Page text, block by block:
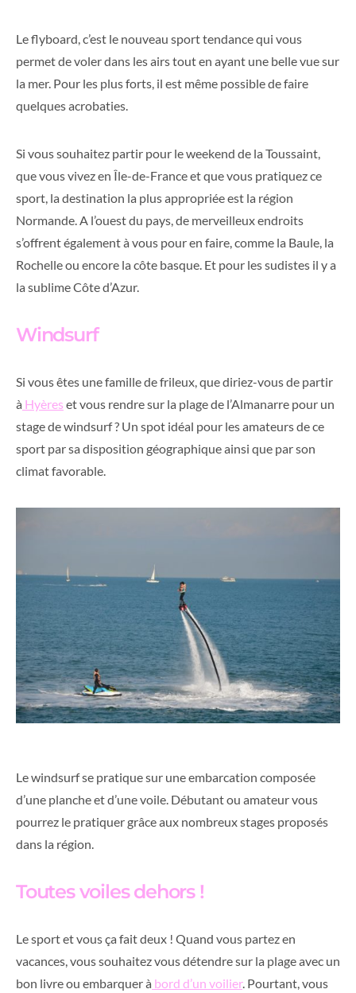
Le flyboard, c’est le nouveau sport tendance qui vous
permet de voler dans les airs tout en ayant une belle vue sur
la mer. Pour les plus forts, il est même possible de faire
quelques acrobaties.
Si vous souhaitez partir pour le weekend de la Toussaint,
que vous vivez en Île-de-France et que vous pratiquez ce
sport, la destination la plus appropriée est la région
Normande. A l’ouest du pays, de merveilleux endroits
s’offrent également à vous pour en faire, comme la Baule, la
Rochelle ou encore la côte basque. Et pour les sudistes il y a
la sublime Côte d’Azur.
Windsurf
Si vous êtes une famille de frileux, que diriez-vous de partir
à Hyères et vous rendre sur la plage de l’Almanarre pour un
stage de windsurf ? Un spot idéal pour les amateurs de ce
sport par sa disposition géographique ainsi que par son
climat favorable.
Le windsurf se pratique sur une embarcation composée
d’une planche et d’une voile. Débutant ou amateur vous
pourrez le pratiquer grâce aux nombreux stages proposés
dans la région.
Toutes voiles dehors !
Le sport et vous ça fait deux ! Quand vous partez en
vacances, vous souhaitez vous détendre sur la plage avec un
bon livre ou embarquer à bord d’un voilier. Pourtant, vous